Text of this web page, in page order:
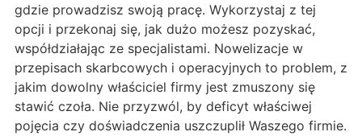
gdzie prowadzisz swoją pracę. Wykorzystaj z tej
opcji i przekonaj się, jak dużo możesz pozyskać,
współdziałając ze specjalistami. Nowelizacje w
przepisach skarbcowych i operacyjnych to problem, z
jakim dowolny właściciel firmy jest zmuszony się
stawić czoła. Nie przyzwól, by deficyt właściwej
pojęcia czy doświadczenia uszczuplił Waszego firmie.